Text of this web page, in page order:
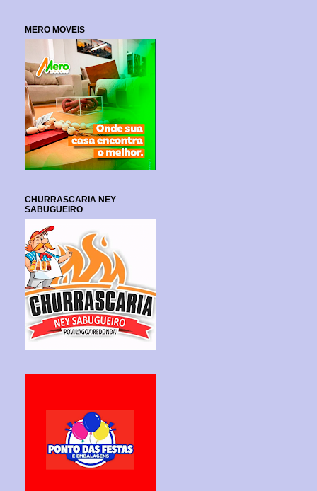
MERO MOVEIS
CHURRASCARIA NEY
SABUGUEIRO